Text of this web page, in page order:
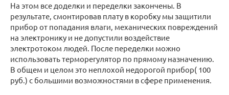
На этом все доделки и переделки закончены. В
результате, смонтировав плату в коробку мы защитили
прибор от попадания влаги, механических повреждений
на электронику и не допустили воздействие
электротоком людей. После переделки можно
использовать терморегулятор по прямому назначению.
В общем и целом это неплохой недорогой прибор( 100
руб.) с большими возможностями в сфере применения.